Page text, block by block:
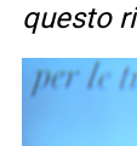
questo